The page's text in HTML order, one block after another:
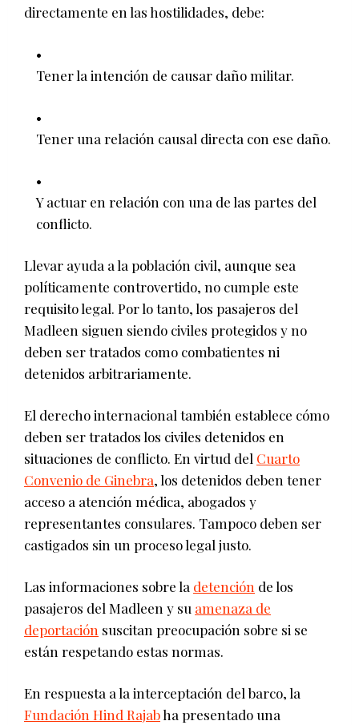
directamente en las hostilidades, debe:
Tener la intención de causar daño militar.
Tener una relación causal directa con ese daño.
Y actuar en relación con una de las partes del
conflicto.
Llevar ayuda a la población civil, aunque sea
políticamente controvertido, no cumple este
requisito legal. Por lo tanto, los pasajeros del
Madleen siguen siendo civiles protegidos y no
deben ser tratados como combatientes ni
detenidos arbitrariamente.
El derecho internacional también establece cómo
deben ser tratados los civiles detenidos en
situaciones de conflicto. En virtud del Cuarto
Convenio de Ginebra, los detenidos deben tener
acceso a atención médica, abogados y
representantes consulares. Tampoco deben ser
castigados sin un proceso legal justo.
Las informaciones sobre la detención de los
pasajeros del Madleen y su amenaza de
deportación suscitan preocupación sobre si se
están respetando estas normas.
En respuesta a la interceptación del barco, la
Fundación Hind Rajabha presentado una